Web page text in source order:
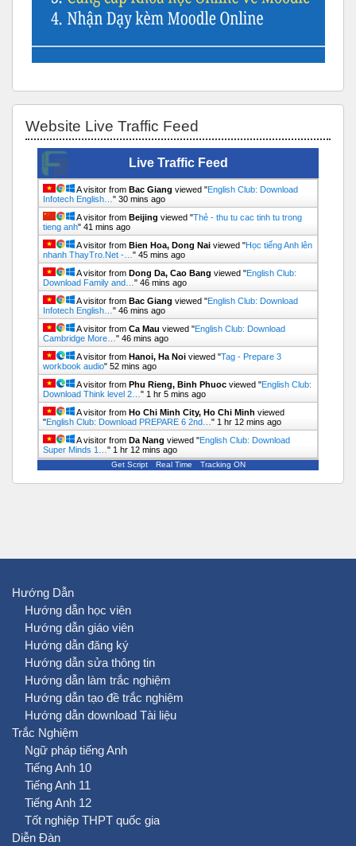
Website Live Traffic Feed
Live Traffic Feed
A visitor from Bac Giang viewed "English Club: Download
Infotech English… " 30 mins ago
A visitor from Beijing viewed "Thẻ - thu tu cac tinh tu trong
tieng anh" 41 mins ago
A visitor from Bien Hoa, Dong Nai viewed "Học tiếng Anh lên
nhanh ThayTro.Net -… " 45 mins ago
A visitor from Dong Da, Cao Bang viewed "English Club:
Download Family and… " 46 mins ago
A visitor from Bac Giang viewed "English Club: Download
Infotech English… " 46 mins ago
A visitor from Ca Mau viewed "English Club: Download
Cambridge More… " 46 mins ago
A visitor from Hanoi, Ha Noi viewed "Tag - Prepare 3
workbook audio" 52 mins ago
A visitor from Phu Rieng, Binh Phuoc viewed "English Club:
Download Think level 2… " 1 hr 5 mins ago
A visitor from Ho Chi Minh City, Ho Chi Minh viewed
"English Club: Download PREPARE 6 2nd… " 1 hr 12 mins ago
A visitor from Da Nang viewed "English Club: Download
Super Minds 1… " 1 hr 12 mins ago
Get Script Real Time Tracking ON
Hướng Dẫn
Hướng dẫn học viên
Hướng dẫn giáo viên
Hướng dẫn đăng ký
Hướng dẫn sửa thông tin
Hướng dẫn làm trắc nghiệm
Hướng dẫn tạo đề trắc nghiệm
Hướng dẫn download Tài liệu
Trắc Nghiệm
Ngữ pháp tiếng Anh
Tiếng Anh 10
Tiếng Anh 11
Tiếng Anh 12
Tốt nghiệp THPT quốc gia
Diễn Đàn